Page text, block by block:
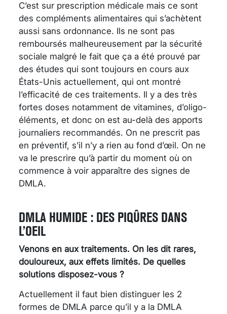
C’est sur prescription médicale mais ce sont
des compléments alimentaires qui s’achètent
aussi sans ordonnance. Ils ne sont pas
remboursés malheureusement par la sécurité
sociale malgré le fait que ça a été prouvé par
des études qui sont toujours en cours aux
États-Unis actuellement, qui ont montré
l’efficacité de ces traitements. Il y a des très
fortes doses notamment de vitamines, d’oligo-
éléments, et donc on est au-delà des apports
journaliers recommandés. On ne prescrit pas
en préventif, s’il n’y a rien au fond d’œil. On ne
va le prescrire qu’à partir du moment où on
commence à voir apparaître des signes de
DMLA.
DMLA HUMIDE : DES PIQÛRES DANS
L’OEIL
Venons en aux traitements. On les dit rares,
douloureux, aux effets limités. De quelles
solutions disposez-vous ?
Actuellement il faut bien distinguer les 2
formes de DMLA parce qu’il y a la DMLA